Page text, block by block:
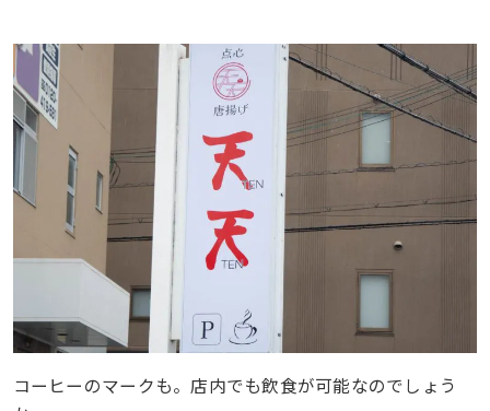
コーヒーのマークも。店内でも飲食が可能なのでしょう